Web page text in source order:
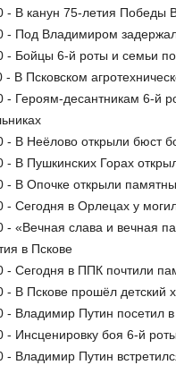
- В канун 75-летия Победы
- Под Владимиром
- Бойцы 6-й роты и семьи
- В Псковском
- Героям-десантникам 6-й
- В Неёлово открыли бюст
- В Пушкинских Горах
- В Опочке открыли
- Сегодня в Орлецах у
- «Вечная слава и вечная
в Пскове
- Сегодня в ППК почтили
- В Пскове прошёл детский
- Владимир Путин посетил
- Инсценировку боя 6-й
- Владимир Путин